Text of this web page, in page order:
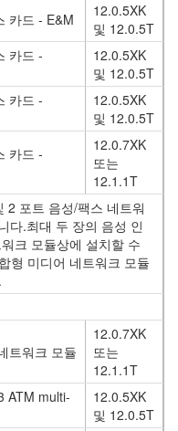
카드 - E&M
12.0.5XK
및 12.0.5T
카드 -
12.0.5XK
및 12.0.5T
카드 -
12.0.5XK
및 12.0.5T
카드 -
12.0.7XK
또는
12.1.1T
2 포트 음성/팩스 네트워
다.최대 두 장의 음성 인
크 모듈상에 설치할 수
형 미디어 네트워크 모듈
트워크 모듈
12.0.7XK
또는
12.1.1T
ATM multi-
12.0.5XK
및 12.0.5T